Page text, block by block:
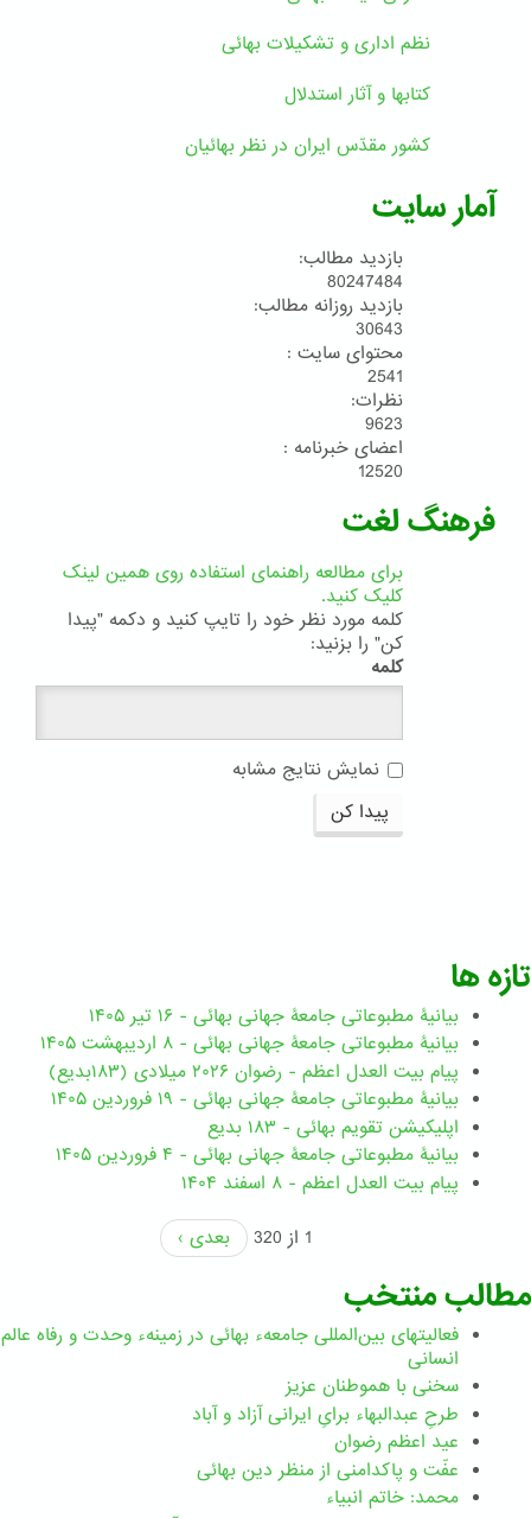
نظم اداری و تشکیلات بهائی
کتابها و آثار استدلال
کشور مقدّس ایران در نظر بهائیان
آمار سایت
بازدید مطالب:
80247484
بازدید روزانه مطالب:
30643
محتوای سایت :
2541
نظرات:
9623
اعضای خبرنامه :
12520
فرهنگ لغت
برای مطالعه راهنمای استفاده روی همین لینک
کلیک کنید.
کلمه مورد نظر خود را تایپ کنید و دکمه "پیدا
کن" را بزنید:
کلمه
نمایش نتایج مشابه
پیدا کن
تازه ها
بیانیۀ مطبوعاتی جامعۀ جهانی بهائی - ۱۶ تیر ۱۴۰۵
بیانیۀ مطبوعاتی جامعۀ جهانی بهائی - ۸ اردیبهشت ۱۴۰۵
پیام بیت العدل اعظم - رضوان ۲۰۲۶ میلادی (۱۸۳بدیع)
بیانیۀ مطبوعاتی جامعۀ جهانی بهائی - ۱۹ فروردین ۱۴۰۵
اپلیکیشن تقویم بهائی - ۱۸۳ بدیع
بیانیۀ مطبوعاتی جامعۀ جهانی بهائی - ۴ فروردین ۱۴۰۵
پیام بیت العدل اعظم - ۸ اسفند ۱۴۰۴
1 از 320
بعدی ›
مطالب منتخب
فعالیتهای بین‌المللی جامعهء بهائی در زمینهء وحدت و رفاه عالم
انسانی
سخنی با هموطنان عزیز
طرحِ عبدالبهاء برایِ ایرانی آزاد و آباد
عید اعظم رضوان
عفّت و پاکدامنی از منظر دین بهائی
محمد: خاتم انبیاء